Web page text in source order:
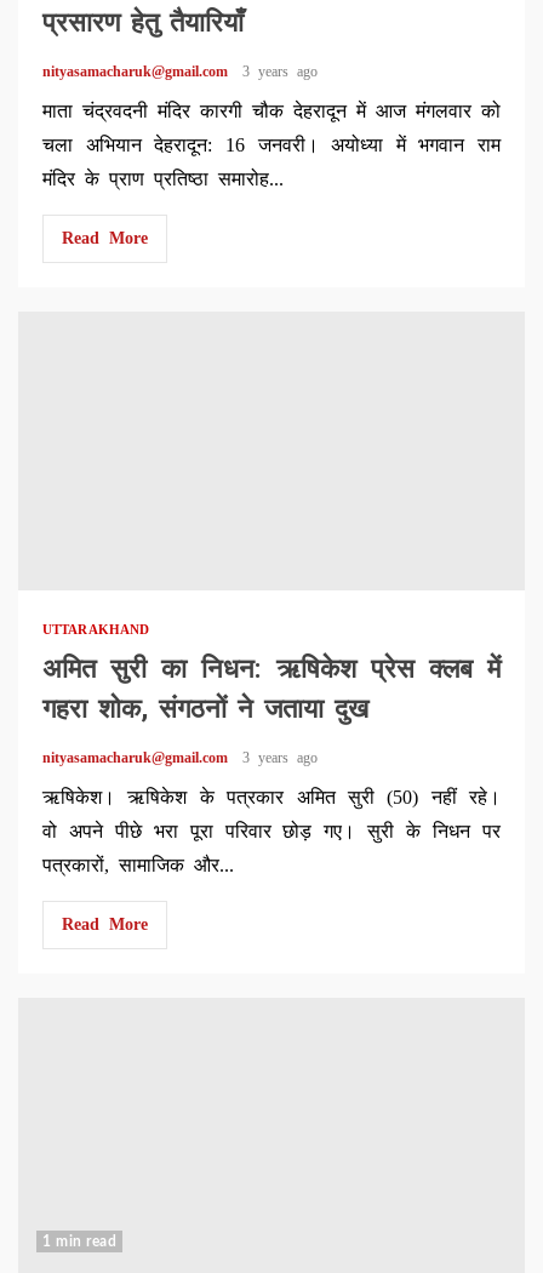
प्रसारण हेतु तैयारियाँ
nityasamacharuk@gmail.com 3 years ago
माता चंद्रवदनी मंदिर कारगी चौक देहरादून में आज मंगलवार को
चला अभियान देहरादून: 16 जनवरी। अयोध्या में भगवान राम
मंदिर के प्राण प्रतिष्ठा समारोह...
Read More
UTTARAKHAND
अमित सुरी का निधन: ऋषिकेश प्रेस क्लब में
गहरा शोक, संगठनों ने जताया दुख
nityasamacharuk@gmail.com 3 years ago
ऋषिकेश। ऋषिकेश के पत्रकार अमित सुरी (50) नहीं रहे।
वो अपने पीछे भरा पूरा परिवार छोड़ गए। सुरी के निधन पर
पत्रकारों, सामाजिक और...
Read More
1 min read